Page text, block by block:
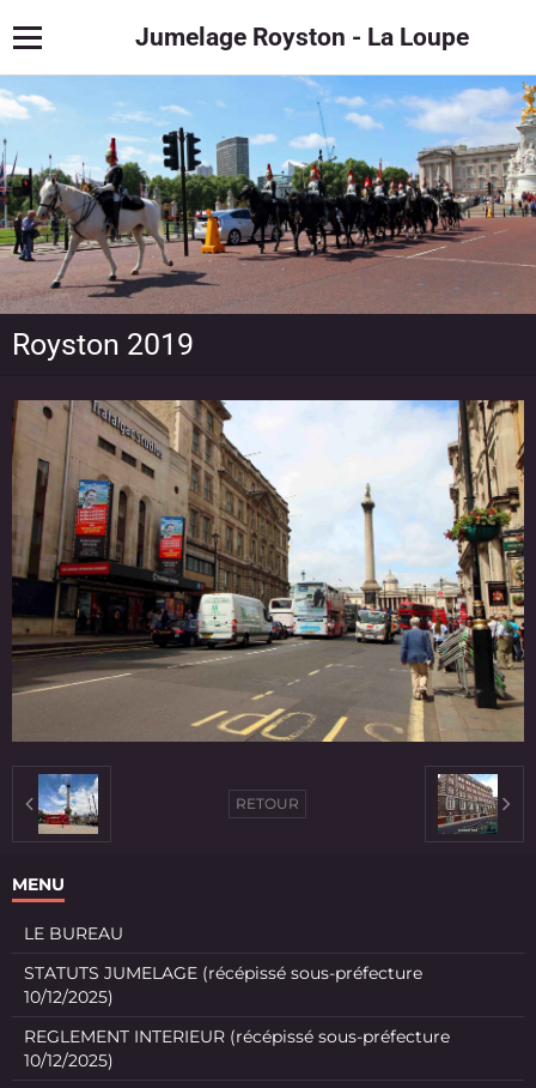
Jumelage Royston - La Loupe
Royston 2019
RETOUR
MENU
LE BUREAU
STATUTS JUMELAGE (récépissé sous-préfecture
10/12/2025)
REGLEMENT INTERIEUR (récépissé sous-préfecture
10/12/2025)